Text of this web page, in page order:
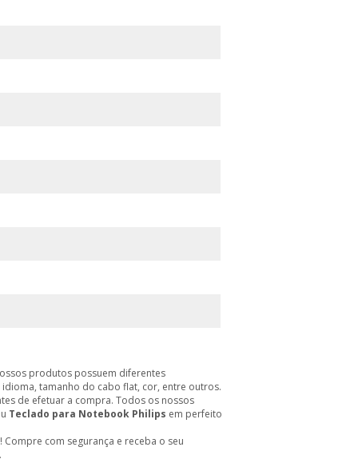
produtos possuem diferentes
tamanho do cabo flat, cor, entre outros.
de efetuar a compra. Todos os nossos
Teclado para Notebook Philips em perfeito
com segurança e receba o seu